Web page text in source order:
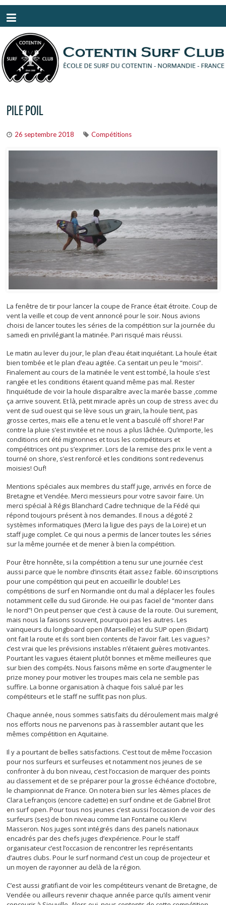
PILE POIL
26 septembre 2018 Compétitions
La fenêtre de tir pour lancer la coupe de France était étroite. Coup de
vent la veille et coup de vent annoncé pour le soir. Nous avions
choisi de lancer toutes les séries de la compétition sur la journée du
samedi en privilégiant la matinée. Pari risqué mais réussi.
Le matin au lever du jour, le plan d’eau était inquiétant. La houle était
bien tombée et le plan d’eau agitée. Ca sentait un peu le “moisi”.
Finalement au cours de la matinée le vent est tombé, la houle s’est
rangée et les conditions étaient quand même pas mal. Rester
l’inquiétude de voir la houle disparaître avec la marée basse ,comme
ça arrive souvent. Et là, petit miracle après un coup de stress avec du
vent de sud ouest qui se lève sous un grain, la houle tient, pas
grosse certes, mais elle a tenu et le vent a basculé off shore! Par
contre la pluie s’est invitée et ne nous a plus lâchée. Qu’importe, les
conditions ont été mignonnes et tous les compétiteurs et
compétitrices ont pu s’exprimer. Lors de la remise des prix le vent a
tourné on shore, s’est renforcé et les conditions sont redevenus
moisies! Ouf!
Mentions spéciales aux membres du staff juge, arrivés en force de
Bretagne et Vendée. Merci messieurs pour votre savoir faire. Un
merci spécial à Régis Blanchard Cadre technique de la Fédé qui
répond toujours présent à nos demandes. Il nous a dégoté 2
systèmes informatiques (Merci la ligue des pays de la Loire) et un
staff juge complet. Ce qui nous a permis de lancer toutes les séries
sur la même journée et de mener à bien la compétition.
Pour être honnête, si la compétition a tenu sur une journée c’est
aussi parce que le nombre d’inscrits était assez faible. 60 inscriptions
pour une compétition qui peut en accueillir le double! Les
compétitions de surf en Normandie ont du mal a déplacer les foules
notamment celle du sud Gironde. He oui pas faciel de “monter dans
le nord”! On peut penser que c’est à cause de la route. Oui surement,
mais nous la faisons souvent, pourquoi pas les autres. Les
vainqueurs du longboard open (Marseille) et du SUP open (Bidart)
ont fait la route et ils sont bien contents de l’avoir fait. Les vagues?
c’est vrai que les prévisions instables n’étaient guères motivantes.
Pourtant les vagues étaient plutôt bonnes et même meilleures que
sur bien des compéts. Nous faisons même en sorte d’augmenter le
prize money pour motiver les troupes mais cela ne semble pas
suffire. La bonne organisation à chaque fois salué par les
compétiteurs et le staff ne suffit pas non plus.
Chaque année, nous sommes satisfaits du déroulement mais malgré
nos efforts nous ne parvenons pas à rassembler autant que les
mêmes compétition en Aquitaine.
Il y a pourtant de belles satisfactions. C’est tout de même l’occasion
pour nos surfeurs et surfeuses et notamment nos jeunes de se
confronter à du bon niveau, c’est l’occasion de marquer des points
au classement et de se préparer pour la grosse échéance d’octobre,
le championnat de France. On notera bien sur les 4èmes places de
Clara Lefrançois (encore cadette) en surf ondine et de Gabriel Brot
en surf open. Pour tous nos jeunes c’est aussi l’occasion de voir des
surfeurs (ses) de bon niveau comme Ian Fontaine ou Klervi
Masseron. Nos juges sont intégrés dans des panels nationaux
encadrés par des chefs juges d’expérience. Pour le staff
organisateur c’est l’occasion de rencontrer les représentants
d’autres clubs. Pour le surf normand c’est un coup de projecteur et
un moyen de rayonner au delà de la région.
C’est aussi gratifiant de voir les compétiteurs venant de Bretagne, de
Vendée ou ailleurs revenir chaque année parce qu’ils aiment venir
Panneau de gestion des cookies